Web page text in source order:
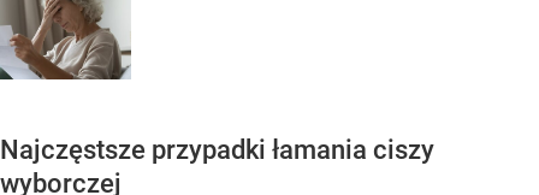
Najczęstsze przypadki łamania ciszy
wyborczej